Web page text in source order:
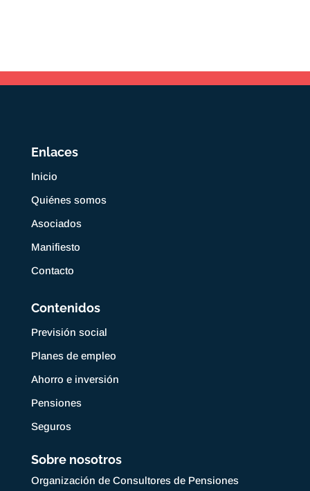
Enlaces
Inicio
Quiénes somos
Asociados
Manifiesto
Contacto
Contenidos
Previsión social
Planes de empleo
Ahorro e inversión
Pensiones
Seguros
Sobre nosotros
Organización de Consultores de Pensiones